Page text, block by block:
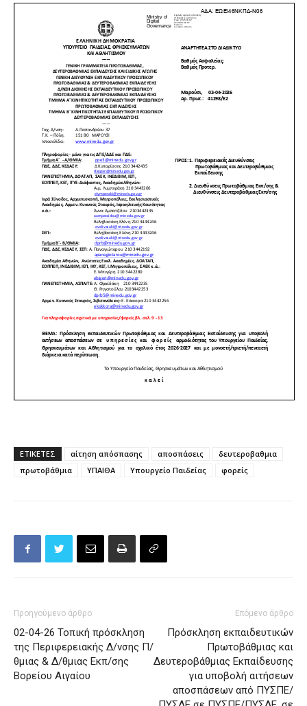
ΕΤΙΚΕΤΕΣ αίτηση απόσπασης αποσπάσεις
δευτεροβαθμια
πρωτοβάθμια
ΥΠΑΙΘΑ Υπουργείο Παιδείας φορείς
Προηγούμενο άρθρο
02-04-26 Τοπική πρόσκληση
της Περιφερειακής Δ/νσης Π/
θμιας & Δ/θμιας Εκπ/σης
Βορείου Αιγαίου
Επόμενο άρθρο
Πρόσκληση εκπαιδευτικών
Πρωτοβάθμιας και
Δευτεροβάθμιας Εκπαίδευσης
για υποβολή αιτήσεων
αποσπάσεων από ΠΥΣΠΕ/